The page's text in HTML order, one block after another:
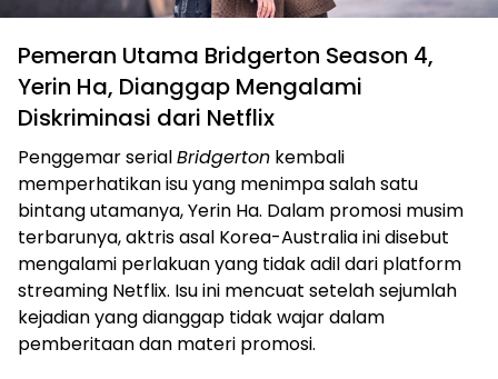
Pemeran Utama Bridgerton Season 4,
Yerin Ha, Dianggap Mengalami
Diskriminasi dari Netflix
Penggemar serialBridgerton kembali
memperhatikan isu yang menimpa salah satu
bintang utamanya, Yerin Ha. Dalam promosi musim
terbarunya, aktris asal Korea-Australia ini disebut
mengalami perlakuan yang tidak adil dari platform
streaming Netflix. Isu ini mencuat setelah sejumlah
kejadian yang dianggap tidak wajar dalam
pemberitaan dan materi promosi.